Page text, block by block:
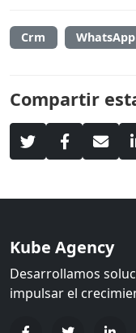
Crm WhatsApp
Compartir
Kube Agency
Desarrollamos
impulsar el